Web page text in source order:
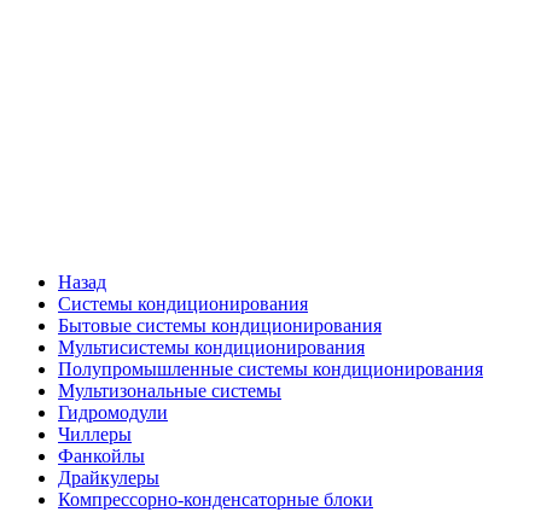
Назад
Системы кондиционирования
Бытовые системы кондиционирования
Мультисистемы кондиционирования
Полупромышленные системы кондиционирования
Мультизональные системы
Гидромодули
Чиллеры
Фанкойлы
Драйкулеры
Компрессорно-конденсаторные блоки